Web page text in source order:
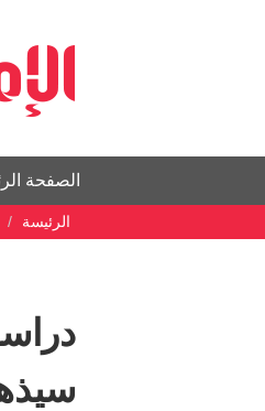
الصفحة
الرئيسة